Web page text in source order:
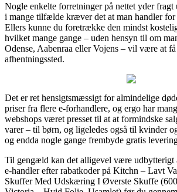
Nogle enkelte forretninger på nettet yder fragt
i mange tilfælde kræver det at man handler for
Ellers kunne du foretrække den mindst
hvilket mange gange – uden hensyn til om
Odense, Aabenraa eller Vojens – vil være at
afhentningssted.
Det er ret hensigtsmæssigt for almindelige
priser fra flere e-forhandlere, og ergo har
webshops været presset til at at formindske
varer – til børn, og ligeledes også til kvinder
og endda nogle gange frembyde gratis
Til gengæld kan det alligevel være udbytterigt
e-handler efter rabatkoder på Kitchn – Lavt
Skuffer Med Udskæring I Øverste Skuffe